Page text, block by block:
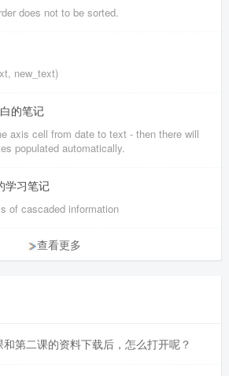
does not to be sorted.
new_text)
的笔记
axis cell from date to text - then there will
populated automatically.
学习笔记
of cascaded information
查看更多
第二课的资料下载后，怎么打开呢？